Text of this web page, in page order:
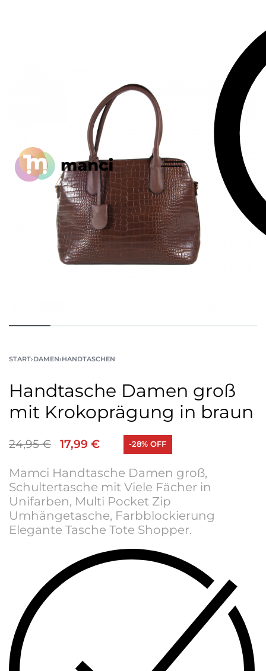
START›DAMEN›HANDTASCHEN
Handtasche Damen groß
mit Krokoprägung in braun
24,95€ 17,99 € -28% OFF
Mamci Handtasche Damen groß,
Schultertasche mit Viele Fächer in
Unifarben, Multi Pocket Zip
Umhängetasche, Farbblockierung
Elegante Tasche Tote Shopper.